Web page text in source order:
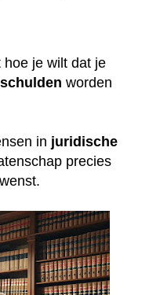
hoe je wilt dat je
schulden worden
in juridische
precies